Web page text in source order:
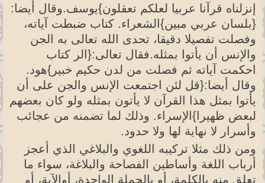
إنزلناه قرآنا عربيا لعلكم تعقلون}يوسف.وقال أيضا:
{بلسان عربي مبين}الشعراء. كتاب ضبطت آياته،
وفصلت تفصيلا دقيقا، تحدى الله تعالى به الجن
والإنس أن يأتوا بمثله.فقال تعالى:{الر كتاب
احكمت آياته ثم فصلت من لدن حكيم خبير}هود.
وقال أيضا:{قل لئن اجتمعت الإنس والجن على أن
يأتوا بمثل هذا القرآن لا يأتون بمثله ولو كان بعضهم
لبعض ظهيرا}الإسراء. وذلك لما تضمنه من عجائب
وأسرار لا نهاية لها ولا حدود.
ومن ذلك مثلا تركيبه اللغوي والبلاغي الذي أعجز
أرباب اللغة وأساطين الفصاحة والبلاغة، سواء ما
تعلق منه بالكلمة، أو بالجملة الواحدة، أوالآية، أو